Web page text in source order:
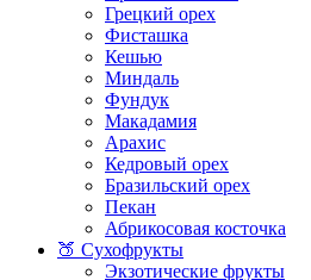
Грецкий орех
Фисташка
Кешью
Миндаль
Фундук
Макадамия
Арахис
Кедровый орех
Бразильский орех
Пекан
Абрикосовая косточка
🍑 Сухофрукты
Экзотические фрукты